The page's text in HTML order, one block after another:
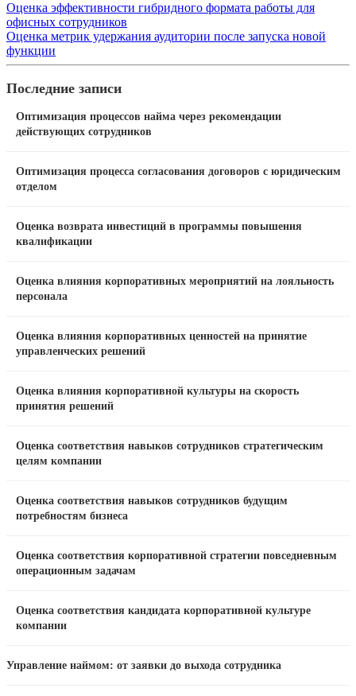
Оценка эффективности гибридного формата работы для
офисных сотрудников
Оценка метрик удержания аудитории после запуска новой
функции
Последние записи
Оптимизация процессов найма через рекомендации
действующих сотрудников
Оптимизация процесса согласования договоров с юридическим
отделом
Оценка возврата инвестиций в программы повышения
квалификации
Оценка влияния корпоративных мероприятий на лояльность
персонала
Оценка влияния корпоративных ценностей на принятие
управленческих решений
Оценка влияния корпоративной культуры на скорость
принятия решений
Оценка соответствия навыков сотрудников стратегическим
целям компании
Оценка соответствия навыков сотрудников будущим
потребностям бизнеса
Оценка соответствия корпоративной стратегии повседневным
операционным задачам
Оценка соответствия кандидата корпоративной культуре
компании
Управление наймом: от заявки до выхода сотрудника